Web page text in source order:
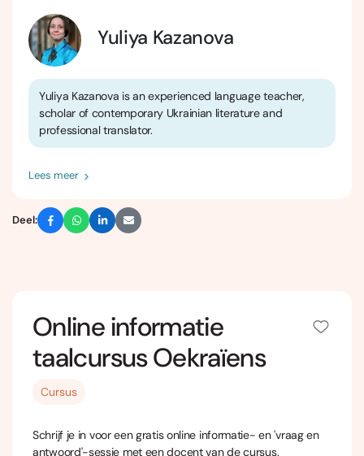
Online informatie
taalcursus Oekraïens
Cursus
Schrijf je in voor een gratis online informatie- en 'vraag en
antwoord'-sessie met een docent van de cursus.
Yuliya Kazanova
Yuliya Kazanova is an experienced language teacher,
scholar of contemporary Ukrainian literature and
professional translator.
Lees meer
Deel: